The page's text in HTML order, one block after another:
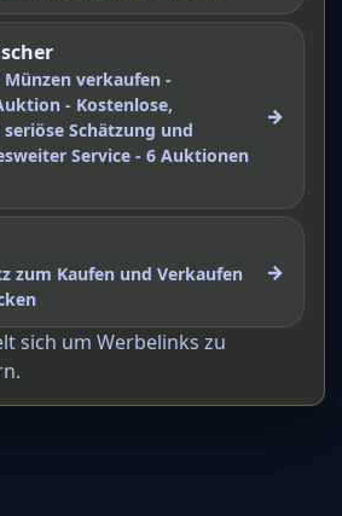
verkaufen -
- Kostenlose,
Schätzung und
Service - 6 Auktionen
→
zum Kaufen und Verkaufen
→
sich um Werbelinks zu